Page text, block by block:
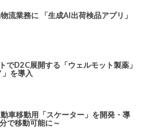
流業務に 「生成AI出荷検品アプリ」
でD2C展開する「ウェルモット製薬」
を導入
車移動用「スケーター」を開発・導
で移動可能に～